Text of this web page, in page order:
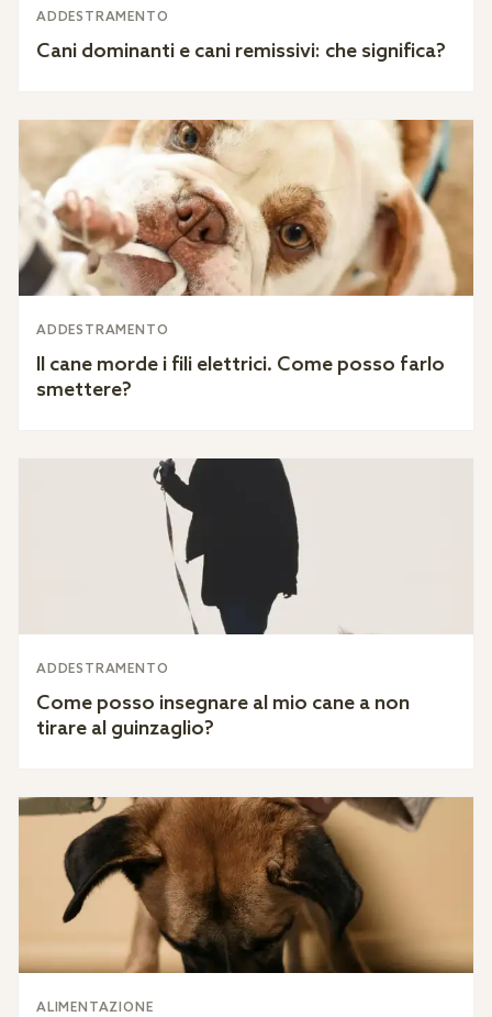
ADDESTRAMENTO
Cani dominanti e cani remissivi: che significa?
ADDESTRAMENTO
Il cane morde i fili elettrici. Come posso farlo
smettere?
ADDESTRAMENTO
Come posso insegnare al mio cane a non
tirare al guinzaglio?
ALIMENTAZIONE